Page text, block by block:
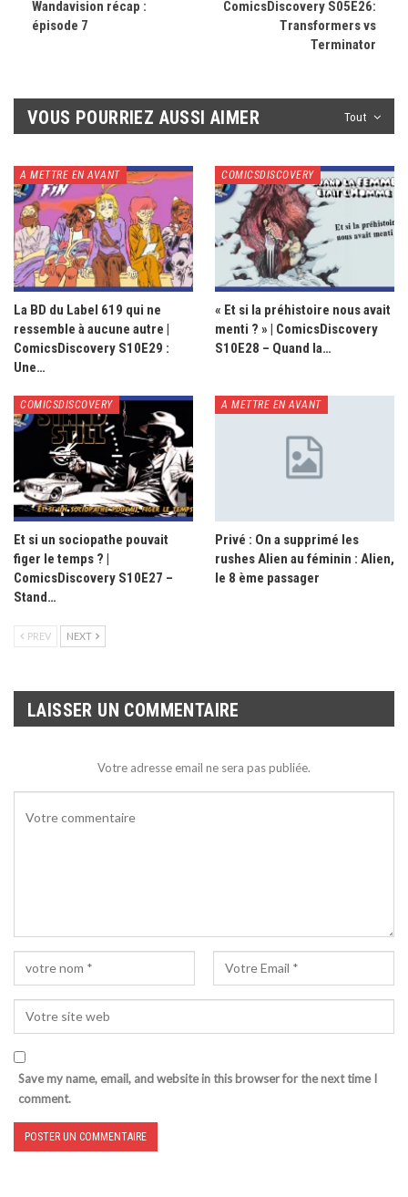
Wandavision récap :
épisode 7
ComicsDiscovery S05E26:
Transformers vs
Terminator
Tout
VOUS POURRIEZ AUSSI AIMER
A METTRE EN AVANT
La BD du Label 619 qui ne
ressemble à aucune autre |
ComicsDiscovery S10E29 :
Une…
COMICSDISCOVERY
« Et si la préhistoire nous avait
menti ? » | ComicsDiscovery
S10E28 – Quand la…
COMICSDISCOVERY
Et si un sociopathe pouvait
figer le temps ? |
ComicsDiscovery S10E27 –
Stand…
A METTRE EN AVANT
Privé : On a supprimé les
rushes Alien au féminin : Alien,
le 8 ème passager
PREV NEXT
LAISSER UN COMMENTAIRE
Votre adresse email ne sera pas publiée.
Save my name, email, and website in this browser for the next time I
comment.